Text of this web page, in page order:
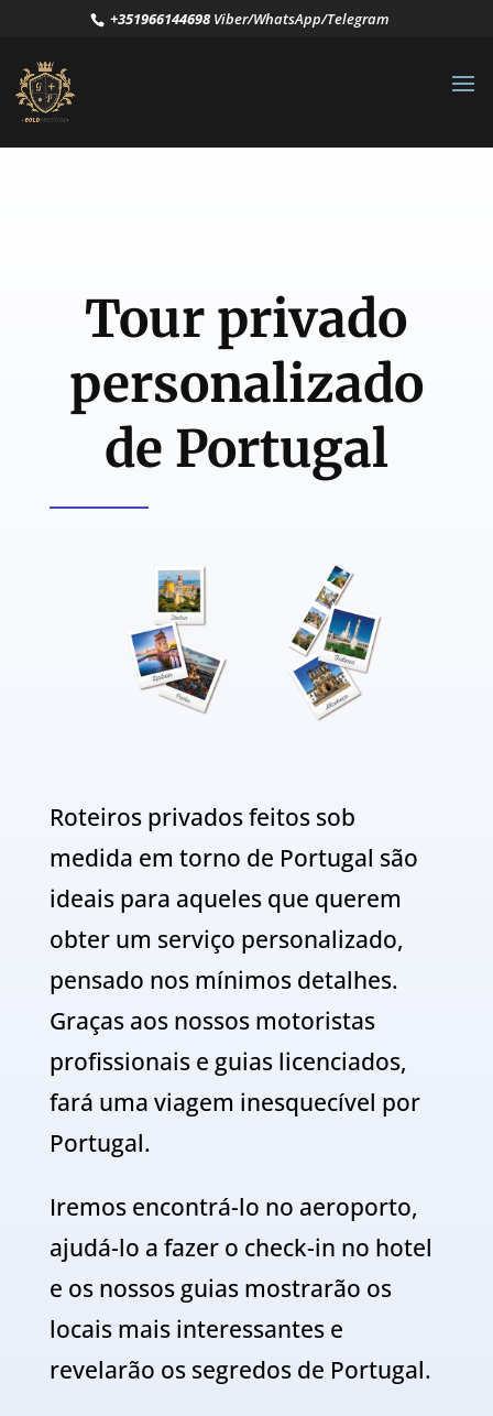
+351966144698Viber/WhatsApp/Telegram
Tour privado
personalizado
de Portugal
Roteiros privados feitos sob
medida em torno de Portugal são
ideais para aqueles que querem
obter um serviço personalizado,
pensado nos mínimos detalhes.
Graças aos nossos motoristas
profissionais e guias licenciados,
fará uma viagem inesquecível por
Portugal.
Iremos encontrá-lo no aeroporto,
ajudá-lo a fazer o check-in no hotel
e os nossos guias mostrarão os
locais mais interessantes e
revelarão os segredos de Portugal.